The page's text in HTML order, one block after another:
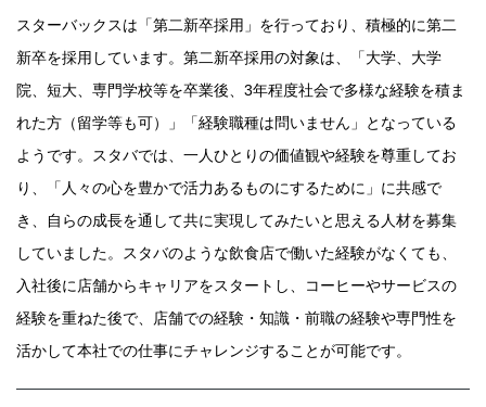
スターバックスは「第二新卒採用」を行っており、積極的に第二
新卒を採用しています。第二新卒採用の対象は、「大学、大学
院、短大、専門学校等を卒業後、3年程度社会で多様な経験を積ま
れた方（留学等も可）」「経験職種は問いません」となっている
ようです。スタバでは、一人ひとりの価値観や経験を尊重してお
り、「人々の心を豊かで活力あるものにするために」に共感で
き、自らの成長を通して共に実現してみたいと思える人材を募集
していました。スタバのような飲食店で働いた経験がなくても、
入社後に店舗からキャリアをスタートし、コーヒーやサービスの
経験を重ねた後で、店舗での経験・知識・前職の経験や専門性を
活かして本社での仕事にチャレンジすることが可能です。